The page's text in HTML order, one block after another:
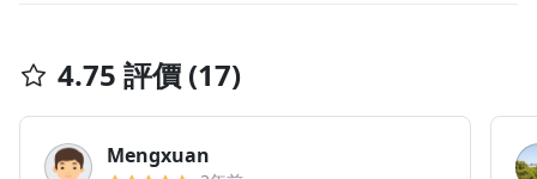
4.75 評價 (17)
Mengxuan